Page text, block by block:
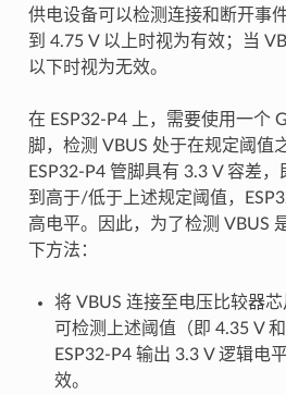
供电设备可以检测连接和断开事
到 4.75 V 以上时视为有效；当
以下时视为无效。
在 ESP32-P4 上，需要使用一个
脚，检测 VBUS 处于在规定阈值
ESP32-P4 管脚具有 3.3 V 容差
到高于/低于上述规定阈值，
高电平。因此，为了检测 VBUS
下方法：
将 VBUS 连接至电压比较器
可检测上述阈值（即 4.35 V
ESP32-P4 输出 3.3 V 逻辑电
效。